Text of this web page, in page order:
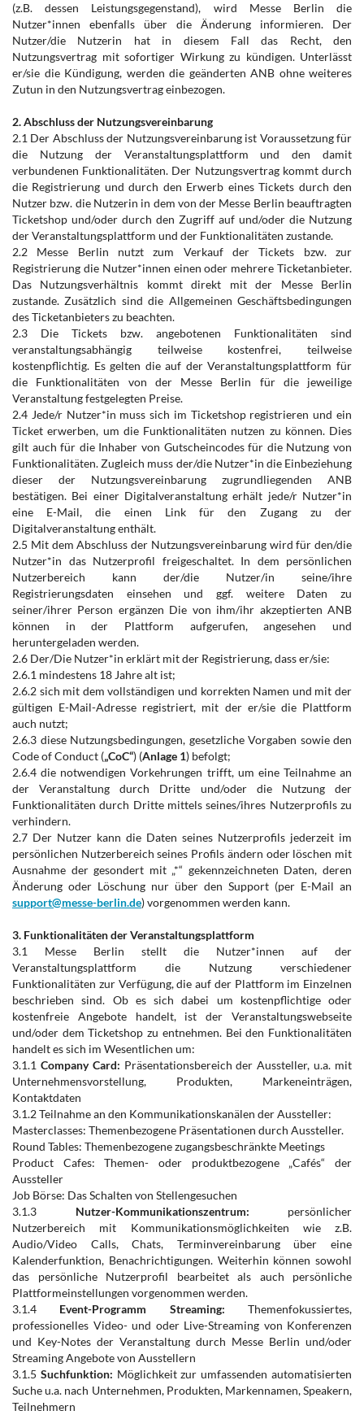
(z.B. dessen Leistungsgegenstand), wird Messe Berlin die
Nutzer*innen ebenfalls über die Änderung informieren. Der
Nutzer/die Nutzerin hat in diesem Fall das Recht, den
Nutzungsvertrag mit sofortiger Wirkung zu kündigen. Unterlässt
er/sie die Kündigung, werden die geänderten ANB ohne weiteres
Zutun in den Nutzungsvertrag einbezogen.
2. Abschluss der Nutzungsvereinbarung
2.1 Der Abschluss der Nutzungsvereinbarung ist Voraussetzung für
die Nutzung der Veranstaltungsplattform und den damit
verbundenen Funktionalitäten. Der Nutzungsvertrag kommt durch
die Registrierung und durch den Erwerb eines Tickets durch den
Nutzer bzw. die Nutzerin in dem von der Messe Berlin beauftragten
Ticketshop und/oder durch den Zugriff auf und/oder die Nutzung
der Veranstaltungsplattform und der Funktionalitäten zustande.
2.2 Messe Berlin nutzt zum Verkauf der Tickets bzw. zur
Registrierung die Nutzer*innen einen oder mehrere Ticketanbieter.
Das Nutzungsverhältnis kommt direkt mit der Messe Berlin
zustande. Zusätzlich sind die Allgemeinen Geschäftsbedingungen
des Ticketanbieters zu beachten.
2.3 Die Tickets bzw. angebotenen Funktionalitäten sind
veranstaltungsabhängig teilweise kostenfrei, teilweise
kostenpflichtig. Es gelten die auf der Veranstaltungsplattform für
die Funktionalitäten von der Messe Berlin für die jeweilige
Veranstaltung festgelegten Preise.
2.4 Jede/r Nutzer*in muss sich im Ticketshop registrieren und ein
Ticket erwerben, um die Funktionalitäten nutzen zu können. Dies
gilt auch für die Inhaber von Gutscheincodes für die Nutzung von
Funktionalitäten. Zugleich muss der/die Nutzer*in die Einbeziehung
dieser der Nutzungsvereinbarung zugrundliegenden ANB
bestätigen. Bei einer Digitalveranstaltung erhält jede/r Nutzer*in
eine E-Mail, die einen Link für den Zugang zu der
Digitalveranstaltung enthält.
2.5 Mit dem Abschluss der Nutzungsvereinbarung wird für den/die
Nutzer*in das Nutzerprofil freigeschaltet. In dem persönlichen
Nutzerbereich kann der/die Nutzer/in seine/ihre
Registrierungsdaten einsehen und ggf. weitere Daten zu
seiner/ihrer Person ergänzen Die von ihm/ihr akzeptierten ANB
können in der Plattform aufgerufen, angesehen und
heruntergeladen werden.
2.6 Der/Die Nutzer*in erklärt mit der Registrierung, dass er/sie:
2.6.1 mindestens 18 Jahre alt ist;
2.6.2 sich mit dem vollständigen und korrekten Namen und mit der
gültigen E-Mail-Adresse registriert, mit der er/sie die Plattform
auch nutzt;
2.6.3 diese Nutzungsbedingungen, gesetzliche Vorgaben sowie den
Code of Conduct („CoC“) (Anlage 1) befolgt;
2.6.4 die notwendigen Vorkehrungen trifft, um eine Teilnahme an
der Veranstaltung durch Dritte und/oder die Nutzung der
Funktionalitäten durch Dritte mittels seines/ihres Nutzerprofils zu
verhindern.
2.7 Der Nutzer kann die Daten seines Nutzerprofils jederzeit im
persönlichen Nutzerbereich seines Profils ändern oder löschen mit
Ausnahme der gesondert mit „*“ gekennzeichneten Daten, deren
Änderung oder Löschung nur über den Support (per E-Mail an
support@messe-berlin.de) vorgenommen werden kann.
3. Funktionalitäten der Veranstaltungsplattform
3.1 Messe Berlin stellt die Nutzer*innen auf der
Veranstaltungsplattform die Nutzung verschiedener
Funktionalitäten zur Verfügung, die auf der Plattform im Einzelnen
beschrieben sind. Ob es sich dabei um kostenpflichtige oder
kostenfreie Angebote handelt, ist der Veranstaltungswebseite
und/oder dem Ticketshop zu entnehmen. Bei den Funktionalitäten
handelt es sich im Wesentlichen um:
3.1.1 Company Card: Präsentationsbereich der Aussteller, u.a. mit
Unternehmensvorstellung, Produkten, Markeneinträgen,
Kontaktdaten
3.1.2 Teilnahme an den Kommunikationskanälen der Aussteller:
Masterclasses: Themenbezogene Präsentationen durch Aussteller.
Round Tables: Themenbezogene zugangsbeschränkte Meetings
Product Cafes: Themen- oder produktbezogene „Cafés“ der
Aussteller
Job Börse: Das Schalten von Stellengesuchen
3.1.3 Nutzer-Kommunikationszentrum: persönlicher
Nutzerbereich mit Kommunikationsmöglichkeiten wie z.B.
Audio/Video Calls, Chats, Terminvereinbarung über eine
Kalenderfunktion, Benachrichtigungen. Weiterhin können sowohl
das persönliche Nutzerprofil bearbeitet als auch persönliche
Plattformeinstellungen vorgenommen werden.
3.1.4 Event-Programm Streaming:Themenfokussiertes,
professionelles Video- und oder Live-Streaming von Konferenzen
und Key-Notes der Veranstaltung durch Messe Berlin und/oder
Streaming Angebote von Ausstellern
3.1.5 Suchfunktion: Möglichkeit zur umfassenden automatisierten
Suche u.a. nach Unternehmen, Produkten, Markennamen, Speakern,
Teilnehmern